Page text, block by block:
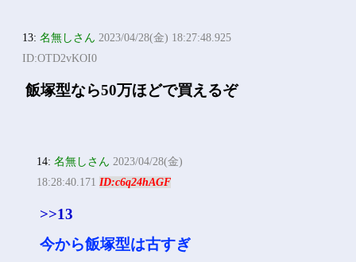
13:名無しさん 2023/04/28(金) 18:27:48.925
ID:OTD2vKOI0
飯塚型なら50万ほどで買えるぞ
14:名無しさん 2023/04/28(金)
18:28:40.171ID:c6q24hAGF
>>13
今から飯塚型は古すぎ